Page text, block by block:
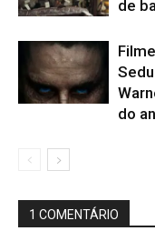
de
do
1 COMENTÁRIO